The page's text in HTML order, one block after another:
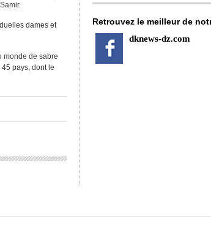
dames et
monde de sabre
pays, dont le
Retrouvez le meilleur de
dknews-dz.com